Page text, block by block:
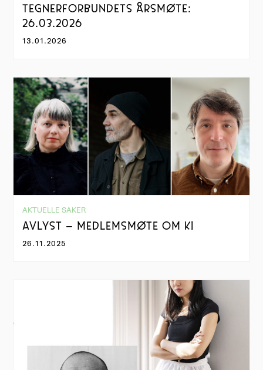
TEGNERFORBUNDETS ÅRSMØTE:
26.03.2026
13.01.2026
AKTUELLE SAKER
AVLYST – MEDLEMSMØTE OM KI
26.11.2025